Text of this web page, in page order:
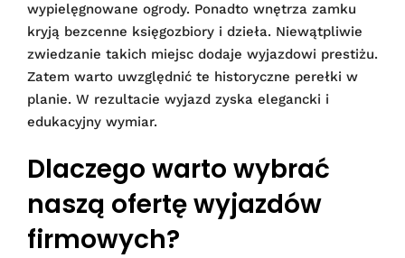
wypielęgnowane ogrody. Ponadto wnętrza zamku
kryją bezcenne księgozbiory i dzieła. Niewątpliwie
zwiedzanie takich miejsc dodaje wyjazdowi prestiżu.
Zatem warto uwzględnić te historyczne perełki w
planie. W rezultacie wyjazd zyska elegancki i
edukacyjny wymiar.
Dlaczego warto wybrać
naszą ofertę wyjazdów
firmowych?